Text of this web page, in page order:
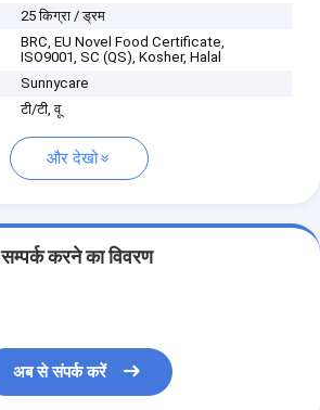
25 किग्रा / ड्रम
BRC, EU Novel Food Certificate,
ISO9001, SC (QS), Kosher, Halal
Sunnycare
टी/टी, वू
और देखो
सम्पर्क करने का विवरण
अब से संपर्क करें